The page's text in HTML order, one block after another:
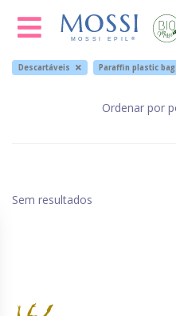
Descartáveis Paraffin plastic bag
Sem resultados